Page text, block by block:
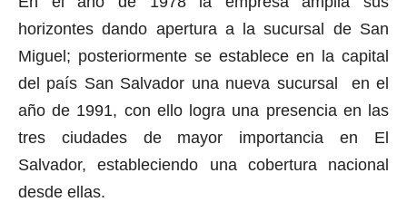
horizontes dando apertura a la sucursal de San
Miguel; posteriormente se establece en la capital
del país San Salvador una nueva sucursal en el
año de 1991, con ello logra una presencia en las
tres ciudades de mayor importancia en El
Salvador, estableciendo una cobertura nacional
desde ellas.